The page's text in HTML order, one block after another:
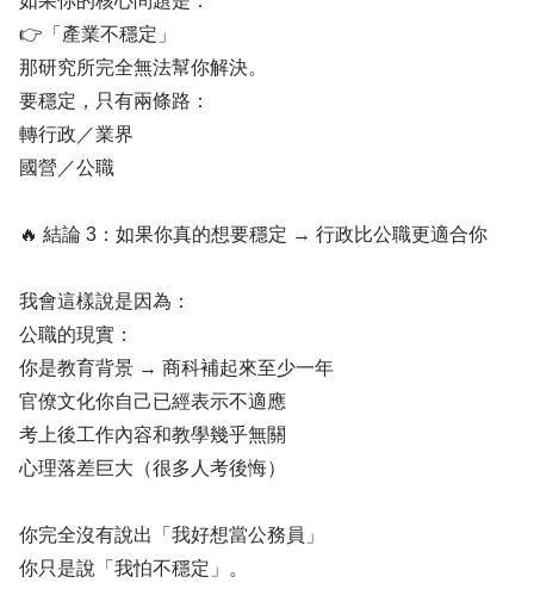
👉「產業不穩定」
那研究所完全無法幫你解決。
要穩定，只有兩條路：
轉行政／業界
國營／公職
🔥 結論 3：如果你真的想要穩定 → 行政比公職更適合你
我會這樣說是因為：
公職的現實：
你是教育背景 → 商科補起來至少一年
官僚文化你自己已經表示不適應
考上後工作內容和教學幾乎無關
心理落差巨大（很多人考後悔）
你完全沒有說出「我好想當公務員」
你只是說「我怕不穩定」。